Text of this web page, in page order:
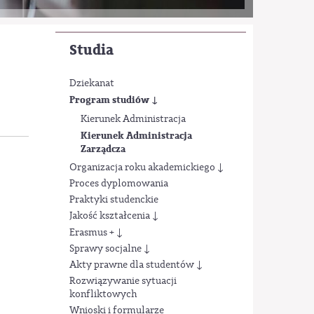
Studia
Dziekanat
Program studiów ↓
Kierunek Administracja
Kierunek Administracja
Zarządcza
Organizacja roku akademickiego ↓
Proces dyplomowania
Praktyki studenckie
Jakość kształcenia ↓
Erasmus + ↓
Sprawy socjalne ↓
Akty prawne dla studentów ↓
Rozwiązywanie sytuacji
konfliktowych
Wnioski i formularze